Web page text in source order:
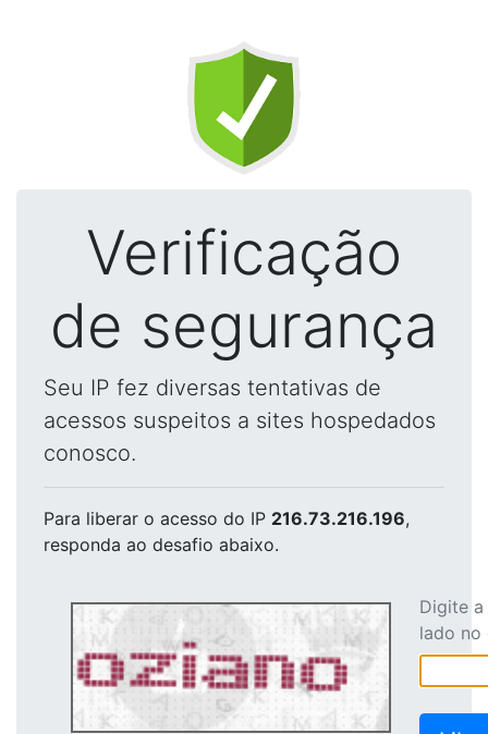
Verificação
de segurança
Seu IP fez diversas tentativas de
acessos suspeitos a sites hospedados
conosco.
Para liberar o acesso do IP 216.73.216.196,
responda ao desafio abaixo.
Digite
lado no